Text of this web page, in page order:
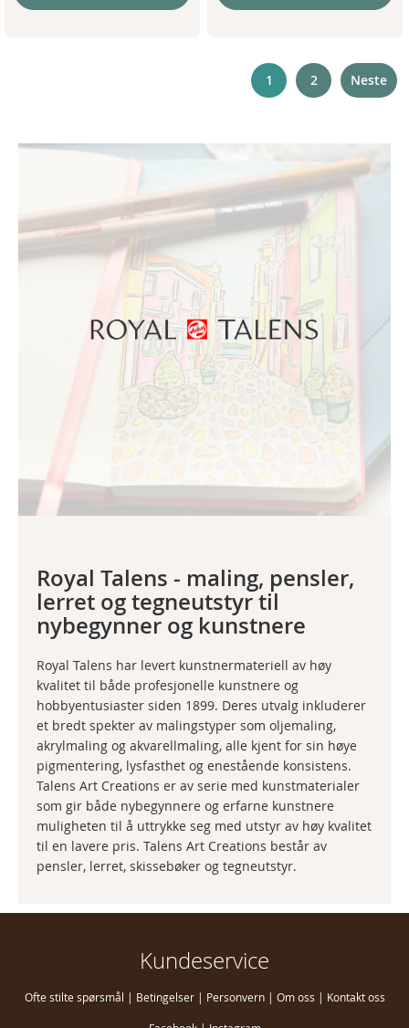
You're
1 Page
2 Neste
Royal Talens - maling, pensler,
lerret og tegneutstyr til
nybegynner og kunstnere
Royal Talens har levert kunstnermateriell av høy
kvalitet til både profesjonelle kunstnere og
hobbyentusiaster siden 1899. Deres utvalg inkluderer
et bredt spekter av malingstyper som oljemaling,
akrylmaling og akvarellmaling, alle kjent for sin høye
pigmentering, lysfasthet og enestående konsistens.
Talens Art Creations er av serie med kunstmaterialer
som gir både nybegynnere og erfarne kunstnere
muligheten til å uttrykke seg med utstyr av høy kvalitet
til en lavere pris. Talens Art Creations består av
pensler, lerret, skissebøker og tegneutstyr.
Kundeservice
Ofte stilte spørsmål | Betingelser| Personvern | Om oss | Kontakt oss